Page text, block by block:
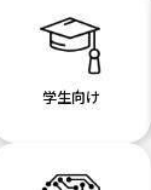
学生向け